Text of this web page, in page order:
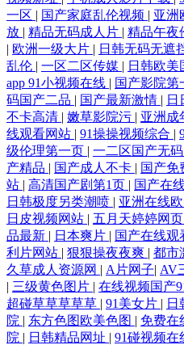
一区 | 国产家庭乱伦视频 | 亚洲
放 | 精品无码成人片 | 精品午夜
| 欧洲一级大片 | 日韩无码无遮
乱伦 | 一区二区传媒 | 日韩欧美
app 91小视频在线 | 国产影院第
码国产二品 | 国产最新激情 | 日
不卡高清 | 嫩草影院污 | 亚洲成
线观看网站 | 91操操视频综合 |
级伦理第一页 | 一二区国产无码
产精品 | 国产成人不卡 | 国产免
站 | 高清国产剧第1页 | 国产在
日韩极度另类潮喷 | 亚洲在线
日皮视频网站 | 五月天婷婷网页
品最新 | 日本爽片 | 国产在线观
利片网站 | 狠狠操夜夜爽 | 都市
久草成人资源网 | A片网子| AV
| 三级黄色图片 | 在线视频国产
超碰草草草草草 | 91美女片 | 日
院 | 东方色图欧美色图 | 免费在
院 | 日韩精品网址 | 91碰视频在